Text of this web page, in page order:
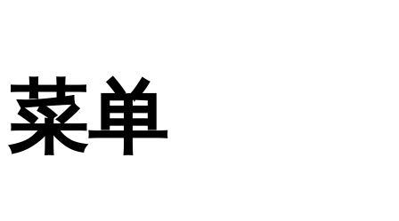
菜单